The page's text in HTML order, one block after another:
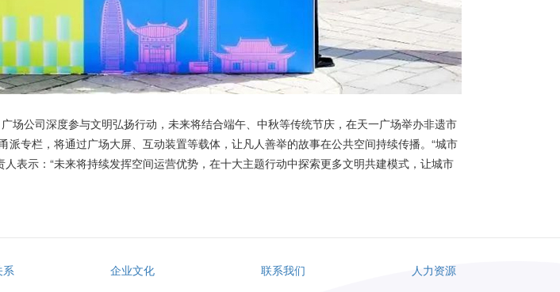
公司深度参与文明弘扬行动，未来将结合端午、中秋等传统节庆，在天一广场举办非遗市
派专栏，将通过广场大屏、互动装置等载体，让凡人善举的故事在公共空间持续传播。“城市
表示：“未来将持续发挥空间运营优势，在十大主题行动中探索更多文明共建模式，让城市
系 企业文化 联系我们 人力资源